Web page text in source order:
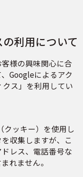
利用について
様の興味関心に合
Googleによるアク
ス」を利用してい
クッキー）を使用し
収集しますが、こ
レス、電話番号な
れません。